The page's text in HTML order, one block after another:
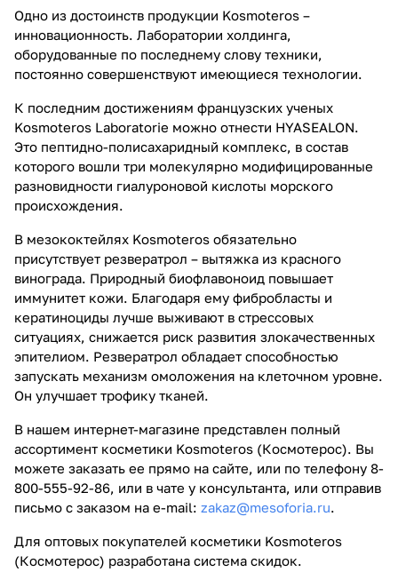
Одно из достоинств продукции Kosmoteros –
инновационность. Лаборатории холдинга,
оборудованные по последнему слову техники,
постоянно совершенствуют имеющиеся технологии.
К последним достижениям французских ученых
Kosmoteros Laboratorie можно отнести HYASEALON.
Это пептидно-полисахаридный комплекс, в состав
которого вошли три молекулярно модифицированные
разновидности гиалуроновой кислоты морского
происхождения.
В мезококтейлях Kosmoteros обязательно
присутствует резвератрол – вытяжка из красного
винограда. Природный биофлавоноид повышает
иммунитет кожи. Благодаря ему фибробласты и
кератиноциды лучше выживают в стрессовых
ситуациях, снижается риск развития злокачественных
эпителиом. Резвератрол обладает способностью
запускать механизм омоложения на клеточном уровне.
Он улучшает трофику тканей.
В нашем интернет-магазине представлен полный
ассортимент косметики Kosmoteros (Космотерос). Вы
можете заказать ее прямо на сайте, или по телефону 8-
800-555-92-86, или в чате у консультанта, или отправив
письмо с заказом на e-mail: zakaz@mesoforia.ru.
Для оптовых покупателей косметики Kosmoteros
(Космотерос) разработана система скидок.